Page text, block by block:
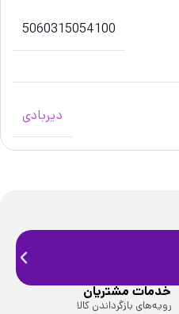
5060315054100
دیربادی
خدمات مشتریان
رویه‌های بازگرداندن کالا